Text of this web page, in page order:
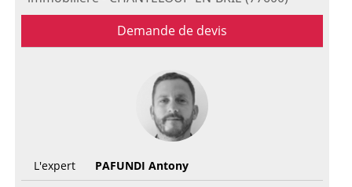
Demande de devis
L'expert
PAFUNDI Antony